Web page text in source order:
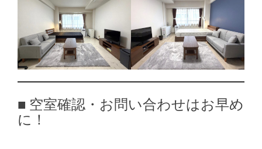
■ 空室確認・お問い合わせはお早め
に！